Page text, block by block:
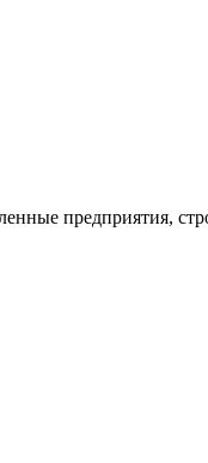
предприятия,